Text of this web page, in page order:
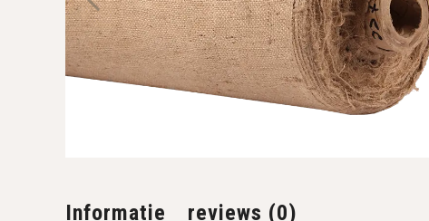
Informatie reviews (0)